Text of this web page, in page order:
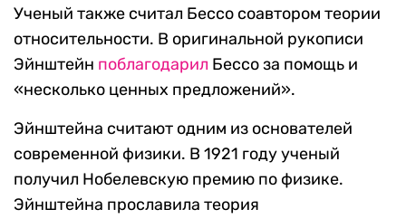
Ученый также считал Бессо соавтором теории
относительности. В оригинальной рукописи
Эйнштейн поблагодарил Бессо за помощь и
«несколько ценных предложений».
Эйнштейна считают одним из основателей
современной физики. В 1921 году ученый
получил Нобелевскую премию по физике.
Эйнштейна прославила теория